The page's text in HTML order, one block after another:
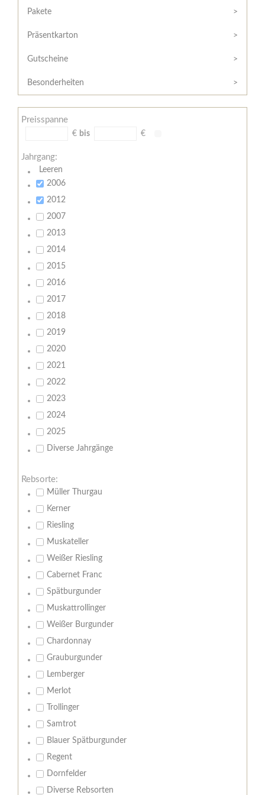
/
Widerrufsformular
AGB
und
Zahlungsbedingungen
Meine
Bestellung
Pakete
Präsentkarton
Gutscheine
Besonderheiten
Preisspanne
€ bis €
Jahrgang:
Leeren
2006
2012
2007
2013
2014
2015
2016
2017
2018
2019
2020
2021
2022
2023
2024
2025
Diverse Jahrgänge
Rebsorte:
Müller Thurgau
Kerner
Riesling
Muskateller
Weißer Riesling
Cabernet Franc
Spätburgunder
Muskattrollinger
Weißer Burgunder
Chardonnay
Grauburgunder
Lemberger
Merlot
Trollinger
Samtrot
Blauer Spätburgunder
Regent
Dornfelder
Diverse Rebsorten